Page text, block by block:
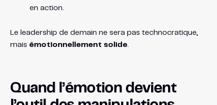
en action.
Le leadership de demain ne sera pas technocratique,
mais émotionnellement solide.
Quand l’émotion devient